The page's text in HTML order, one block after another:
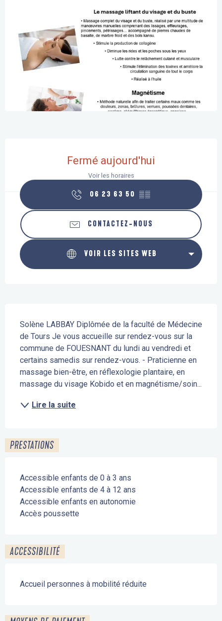
Fermé aujourd'hui
Voir les horaires
06 23 63 50 ▒▒
CONTACTEZ-NOUS
VOIR LES SITES WEB
Solène LABBAY Diplômée de la faculté de Médecine
de Tours Je vous accueille sur rendez-vous sur la
commune de FOUESNANT du lundi au vendredi et
certains samedis sur rendez-vous. - Praticienne en
massage bien-être, en réflexologie plantaire, en
massage du visage Kobido et en magnétisme/soin...
Lire la suite
PRESTATIONS
Accessible enfants de 0 à 3 ans
Accessible enfants de 4 à 12 ans
Accessible enfants en autonomie
Accès poussette
ACCESSIBILITÉ
Accueil personnes à mobilité réduite